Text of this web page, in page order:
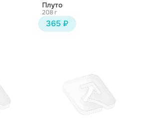
Плуто
208 г
365 ₽